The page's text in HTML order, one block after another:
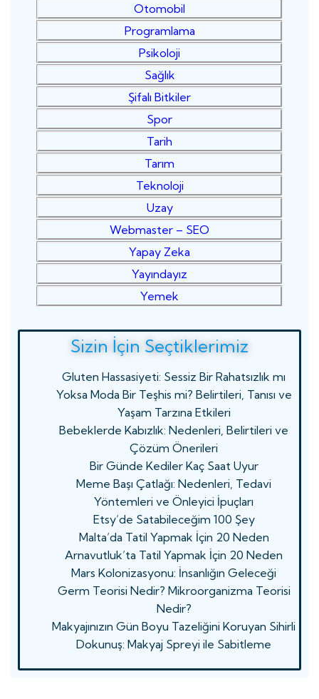
Otomobil
Programlama
Psikoloji
Sağlık
Şifalı Bitkiler
Spor
Tarih
Tarım
Teknoloji
Uzay
Webmaster – SEO
Yapay Zeka
Yayındayız
Yemek
Sizin İçin Seçtiklerimiz
Gluten Hassasiyeti: Sessiz Bir Rahatsızlık mı
Yoksa Moda Bir Teşhis mi? Belirtileri, Tanısı ve
Yaşam Tarzına Etkileri
Bebeklerde Kabızlık: Nedenleri, Belirtileri ve
Çözüm Önerileri
Bir Günde Kediler Kaç Saat Uyur
Meme Başı Çatlağı: Nedenleri, Tedavi
Yöntemleri ve Önleyici İpuçları
Etsy’de Satabileceğim 100 Şey
Malta’da Tatil Yapmak İçin 20 Neden
Arnavutluk’ta Tatil Yapmak İçin 20 Neden
Mars Kolonizasyonu: İnsanlığın Geleceği
Germ Teorisi Nedir? Mikroorganizma Teorisi
Nedir?
Makyajınızın Gün Boyu Tazeliğini Koruyan Sihirli
Dokunuş: Makyaj Spreyi ile Sabitleme